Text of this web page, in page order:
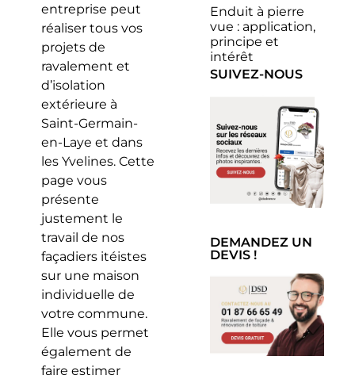
entreprise peut
réaliser tous vos
projets de
ravalement et
d’isolation
extérieure à
Saint-Germain-
en-Laye et dans
les Yvelines. Cette
page vous
présente
justement le
travail de nos
façadiers itéistes
sur une maison
individuelle de
votre commune.
Elle vous permet
également de
faire estimer
Enduit à pierre
vue : application,
principe et
intérêt
SUIVEZ-NOUS
DEMANDEZ UN
DEVIS !